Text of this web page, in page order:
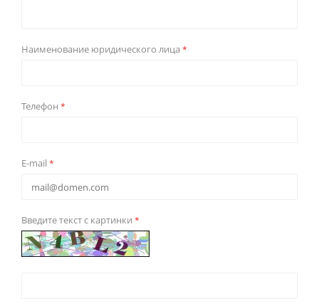
Наименование юридического лица *
Телефон *
E-mail *
Введите текст с картинки *